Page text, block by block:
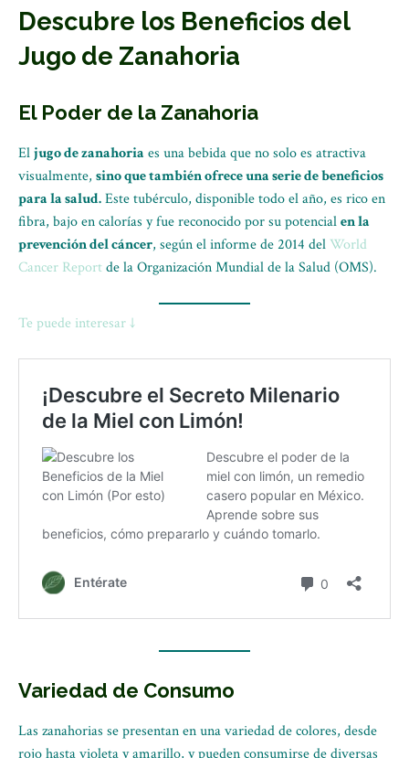
Descubre los Beneficios del
Jugo de Zanahoria
El Poder de la Zanahoria
Eljugo de zanahoria es una bebida que no solo es atractiva
visualmente, sino que también ofrece una serie de beneficios
para la salud.Este tubérculo, disponible todo el año, es rico en
fibra, bajo en calorías y fue reconocido por su potencialen la
prevención del cáncer, según el informe de 2014 del World
Cancer Reportde la Organización Mundial de la Salud (OMS).
Te puede interesar ↓
Variedad de Consumo
Las zanahorias se presentan en una variedad de colores, desde
rojo hasta violeta y amarillo, y pueden consumirse de diversas